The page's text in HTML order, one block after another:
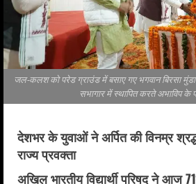
जल-कलश को परेड ग्राउंड में बसाए गए भगवान बिरसा
सभागार में स्थापित करते अभाविप के
देशभर के युवाओं ने अर्पित की विनम्र
राज्य प्रवक्ता
अखिल भारतीय विद्यार्थी परिषद ने आज